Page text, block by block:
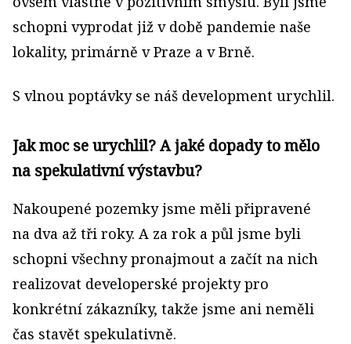
schopni vyprodat již v době pandemie naše
lokality, primárně v Praze a v Brně.
S vlnou poptávky se náš development urychlil.
Jak moc se urychlil? A jaké dopady to mělo
na spekulativní výstavbu?
Nakoupené pozemky jsme měli připravené
na dva až tři roky. A za rok a půl jsme byli
schopni všechny pronajmout a začít na nich
realizovat developerské projekty pro
konkrétní zákazníky, takže jsme ani neměli
čas stavět spekulativně.